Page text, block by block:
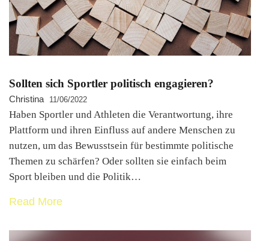
Sollten sich Sportler politisch engagieren?
Christina 11/06/2022
Haben Sportler und Athleten die Verantwortung, ihre
Plattform und ihren Einfluss auf andere Menschen zu
nutzen, um das Bewusstsein für bestimmte politische
Themen zu schärfen? Oder sollten sie einfach beim
Sport bleiben und die Politik…
Read More